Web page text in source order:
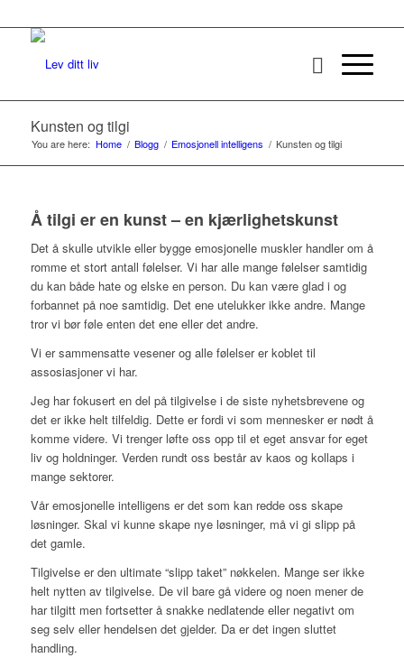
Kunsten og tilgi
You are here: Home / Blogg / Emosjonell intelligens / Kunsten og tilgi
Å tilgi er en kunst – en kjærlighetskunst
Det å skulle utvikle eller bygge emosjonelle muskler handler om å
romme et stort antall følelser. Vi har alle mange følelser samtidig
du kan både hate og elske en person. Du kan være glad i og
forbannet på noe samtidig. Det ene utelukker ikke andre. Mange
tror vi bør føle enten det ene eller det andre.
Vi er sammensatte vesener og alle følelser er koblet til
assosiasjoner vi har.
Jeg har fokusert en del på tilgivelse i de siste nyhetsbrevene og
det er ikke helt tilfeldig. Dette er fordi vi som mennesker er nødt å
komme videre. Vi trenger løfte oss opp til et eget ansvar for eget
liv og holdninger. Verden rundt oss består av kaos og kollaps i
mange sektorer.
Vår emosjonelle intelligens er det som kan redde oss skape
løsninger. Skal vi kunne skape nye løsninger, må vi gi slipp på
det gamle.
Tilgivelse er den ultimate “slipp taket” nøkkelen. Mange ser ikke
helt nytten av tilgivelse. De vil bare gå videre og noen mener de
har tilgitt men fortsetter å snakke nedlatende eller negativt om
seg selv eller hendelsen det gjelder. Da er det ingen sluttet
handling.